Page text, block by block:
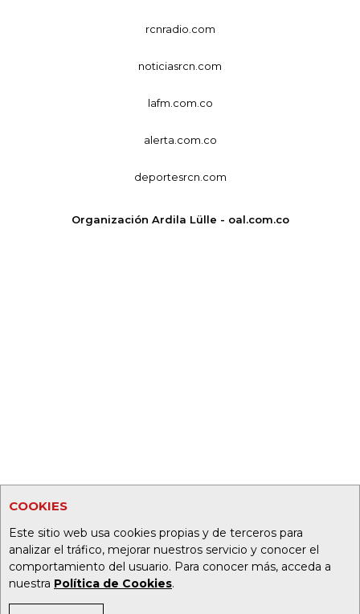
COOKIES
Este sitio web usa cookies propias y de terceros para
analizar el tráfico, mejorar nuestros servicio y conocer el
comportamiento del usuario. Para conocer más, acceda a
nuestra Política de Cookies.
rcnradio.com
noticiasrcn.com
lafm.com.co
alerta.com.co
deportesrcn.com
Organización Ardila Lülle - oal.com.co